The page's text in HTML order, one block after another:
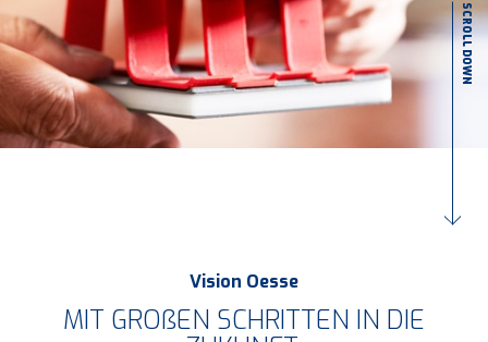
SCROLL DOWN
Vision Oesse
MIT GROßEN SCHRITTEN IN DIE